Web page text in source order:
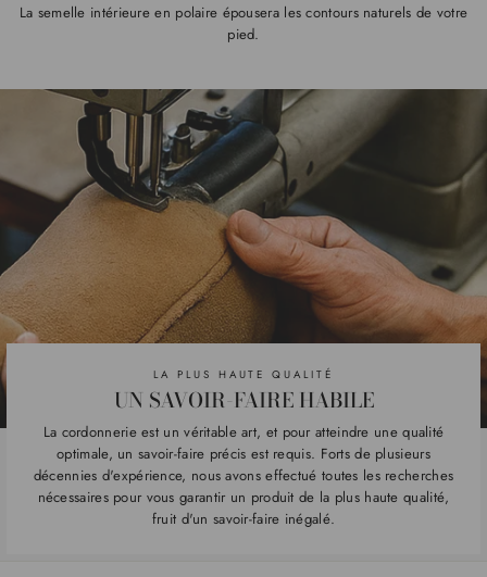
La semelle intérieure en polaire épousera les contours naturels de votre
pied.
LA PLUS HAUTE QUALITÉ
UN SAVOIR-FAIRE HABILE
La cordonnerie est un véritable art, et pour atteindre une qualité
optimale, un savoir-faire précis est requis. Forts de plusieurs
décennies d'expérience, nous avons effectué toutes les recherches
nécessaires pour vous garantir un produit de la plus haute qualité,
fruit d'un savoir-faire inégalé.